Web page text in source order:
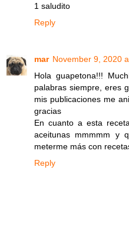
1 saludito
Reply
mar November 9, 2020
Hola guapetona!!!
palabras siempre, eres
mis publicaciones me
gracias
En cuanto a esta
aceitunas mmmmm y
meterme más con
Reply